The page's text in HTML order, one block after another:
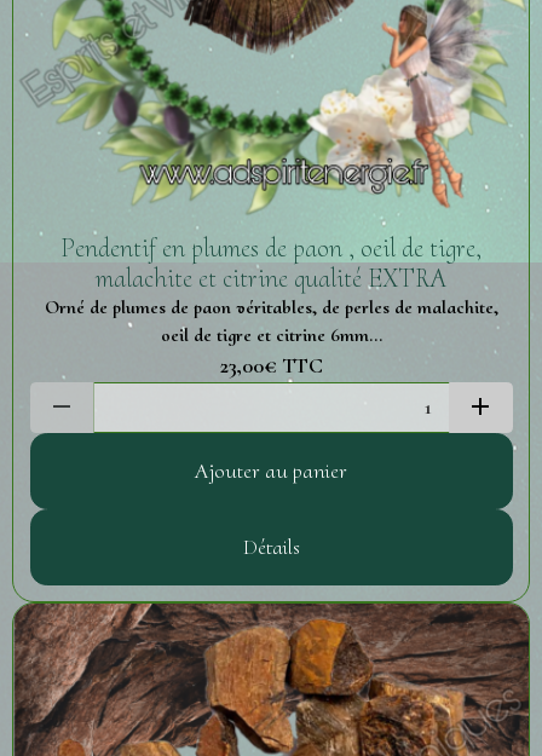
Pendentif en plumes de paon , oeil de tigre,
malachite et citrine qualité EXTRA
Orné de plumes de paon véritables, de perles de malachite,
oeil de tigre et citrine 6mm...
23,00€ TTC
Ajouter au panier
Détails